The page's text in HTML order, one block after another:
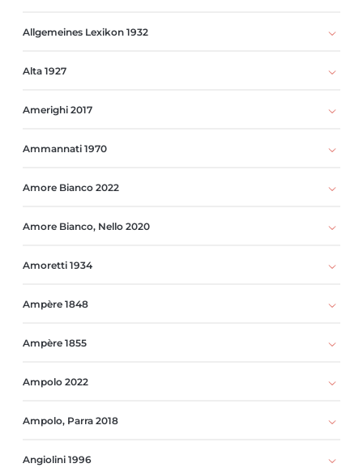
Allgemeines Lexikon 1932
Alta 1927
Amerighi 2017
Ammannati 1970
Amore Bianco 2022
Amore Bianco, Nello 2020
Amoretti 1934
Ampère 1848
Ampère 1855
Ampolo 2022
Ampolo, Parra 2018
Angiolini 1996